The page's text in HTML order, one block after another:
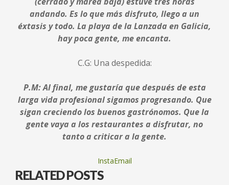
andando. Es lo que más disfruto, llego a un
éxtasis y todo. La playa de la Lanzada en Galicia,
hay poca gente, me encanta.
C.G: Una despedida:
P.M: Al final, me gustaría que después de esta
larga vida profesional sigamos progresando. Que
sigan creciendo los buenos gastrónomos. Que la
gente vaya a los restaurantes a disfrutar, no
tanto a criticar a la gente.
InstaEmail
RELATED POSTS